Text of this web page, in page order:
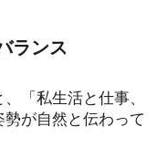
ランス
「私生活と仕事、
が自然と伝わって